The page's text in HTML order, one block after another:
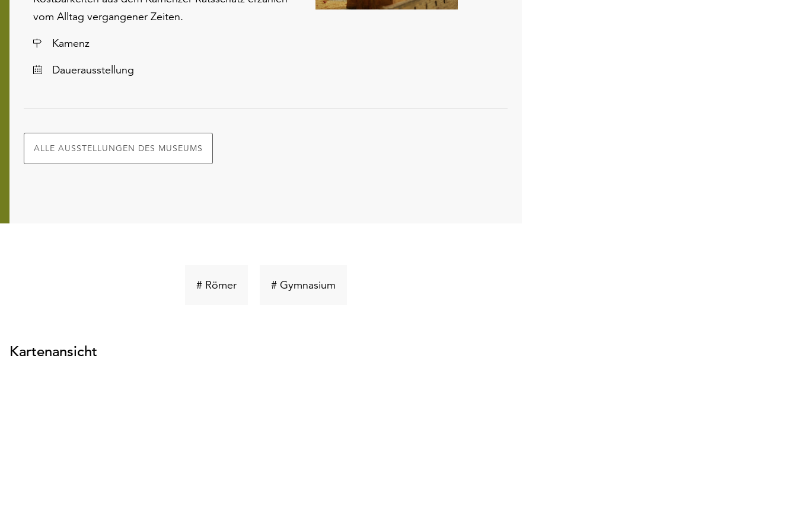
vom Alltag vergangener Zeiten.
Ort
Kamenz
Dauerausstellung
ALLE AUSSTELLUNGEN DES MUSEUMS
# RömerSchlüsselwort# GymnasiumSchlüsselwort
Kartenansicht